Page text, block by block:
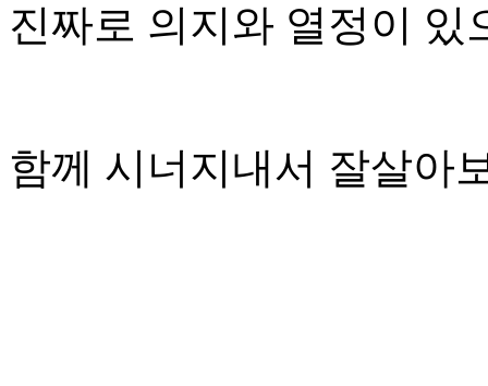
진짜로 의지와 열정이
함께 시너지내서 잘살아